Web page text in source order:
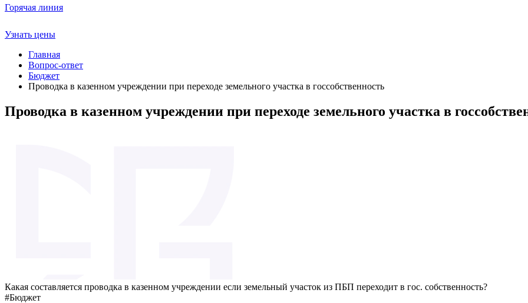
Горячая линия
Узнать цены
Главная
Вопрос-ответ
Бюджет
Проводка в казенном учреждении при переходе земельного участка в госсобственность
Проводка в казенном учреждении при переходе земельного участка в
Какая составляется проводка в казенном учреждении если земельный участок из ПБП переходит в гос. собственность?
#Бюджет